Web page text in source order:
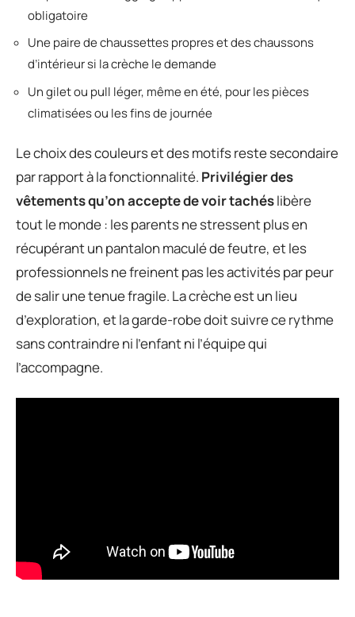
obligatoire
Une paire de chaussettes propres et des chaussons
d’intérieur si la crèche le demande
Un gilet ou pull léger, même en été, pour les pièces
climatisées ou les fins de journée
Le choix des couleurs et des motifs reste secondaire
par rapport à la fonctionnalité. Privilégier des
vêtements qu’on accepte de voir tachéslibère
tout le monde : les parents ne stressent plus en
récupérant un pantalon maculé de feutre, et les
professionnels ne freinent pas les activités par peur
de salir une tenue fragile. La crèche est un lieu
d’exploration, et la garde-robe doit suivre ce rythme
sans contraindre ni l’enfant ni l’équipe qui
l’accompagne.